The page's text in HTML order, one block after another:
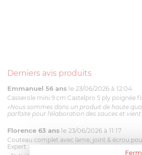
Derniers avis produits
Emmanuel 56 ans le 23/06/2026 à 12:04
Casserole mini 9 cm Castelpro 5 ply poignée
«Nous sommes dans un produit de haute
parfaite pour l'élaboration des sauces et vient
Florence 63 ans le 23/06/2026 à 11:17
Couteau complet avec lame, joint & écrou
Expert